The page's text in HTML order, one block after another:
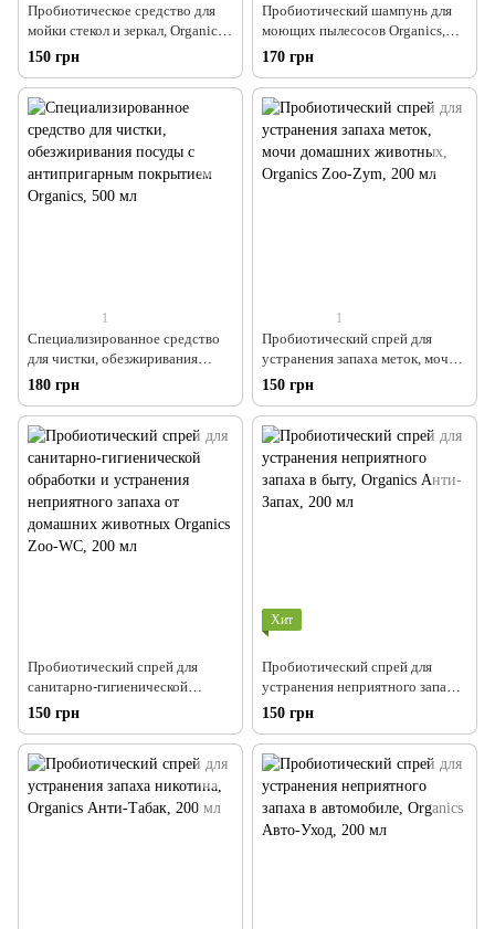
Пробиотическое средство для
мойки стекол и зеркал, Organics,
500 мл
150 грн
Пробиотический шампунь для
моющих пылесосов Organics,
500 мл
170 грн
1
Специализированное средство
для чистки, обезжиривания
посуды с антипригарным
покрытием Organics, 500 мл
180 грн
1
Пробиотический спрей для
устранения запаха меток, мочи
домашних животных, Organics
Zoo-Zym, 200 мл
150 грн
Пробиотический спрей для
санитарно-гигиенической
обработки и устранения
неприятного запаха от
домашних животных Organics
Zoo-WC, 200 мл
150 грн
Хит
Пробиотический спрей для
устранения неприятного запаха
в быту, Organics Анти-Запах,
200 мл
150 грн